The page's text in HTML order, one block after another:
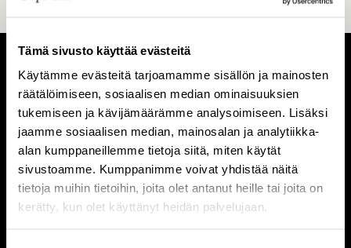
Tämä sivusto käyttää evästeitä
Käytämme evästeitä tarjoamamme sisällön ja mainosten
räätälöimiseen, sosiaalisen median ominaisuuksien
tukemiseen ja kävijämäärämme analysoimiseen. Lisäksi
jaamme sosiaalisen median, mainosalan ja analytiikka-
alan kumppaneillemme tietoja siitä, miten käytät
sivustoamme. Kumppanimme voivat yhdistää näitä
tietoja muihin tietoihin, joita olet antanut heille tai joita on
kerätty, kun olet käyttänyt heidän palvelujaan.
T
i
e
t
o
a
m
Tietoa meistä
I
h
m
i
s
e
t
Ihmiset